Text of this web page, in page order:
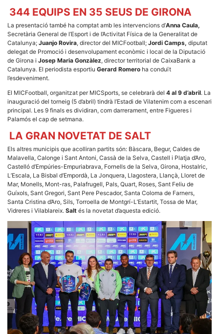
344 EQUIPS EN 35 SEUS DE GIRONA
La presentació també ha comptat amb les intervencions d’Anna Caula,
Secretària General de l’Esport i de l’Activitat Física de la Generalitat de
Catalunya; Juanjo Rovira, director del MICFootball; Jordi Camps, diputat
delegat de Promoció i desenvolupament econòmic i local de la Diputació
de Girona i Josep Maria Gonzàlez, director territorial de CaixaBank a
Catalunya. El periodista esportiu Gerard Romero ha conduït
l’esdeveniment.
El MICFootball, organitzat per MICSports, se celebrarà del 4 al 9 d’abril. La
inauguració del torneig (5 d’abril) tindrà l’Estadi de Vilatenim com a escenari
principal. Les 9 finals es dividiran, com darrerament, entre Figueres i
Palamós el cap de setmana.
LA GRAN NOVETAT DE SALT
Els altres municipis que acolliran partits són: Bàscara, Begur, Caldes de
Malavella, Calonge i Sant Antoni, Cassà de la Selva, Castell i Platja d’Aro,
Castelló d’Empúries-Empuriabrava, Fornells de la Selva, Girona, Hostalric,
L’Escala, La Bisbal d’Empordà, La Jonquera, Llagostera, Llançà, Lloret de
Mar, Monells, Mont-ras, Palafrugell, Pals, Quart, Roses, Sant Feliu de
Guíxols, Sant Gregori, Sant Pere Pescador, Santa Coloma de Farners,
Santa Cristina d’Aro, Sils, Torroella de Montgrí-L’Estartit, Tossa de Mar,
Vidreres i Vilablareix. Salt és la novetat d’aquesta edició.